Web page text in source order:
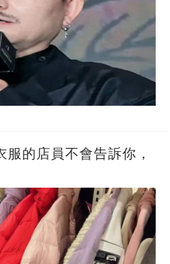
的店員不會告訴你，